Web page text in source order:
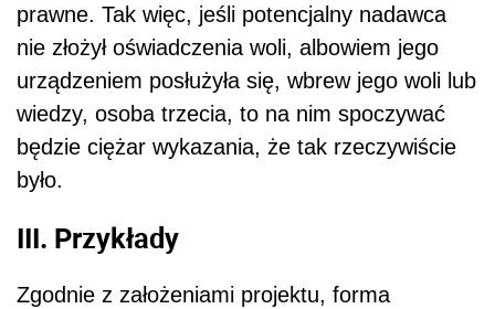
prawne. Tak więc, jeśli potencjalny nadawca
nie złożył oświadczenia woli, albowiem jego
urządzeniem posłużyła się, wbrew jego woli lub
wiedzy, osoba trzecia, to na nim spoczywać
będzie ciężar wykazania, że tak rzeczywiście
było.
III. Przykłady
Zgodnie z założeniami projektu, forma